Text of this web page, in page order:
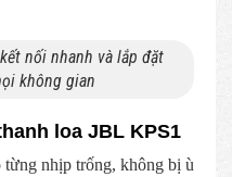
nối nhanh và lắp đặt
không gian
loa JBL KPS1
từng nhịp trống, không bị ù